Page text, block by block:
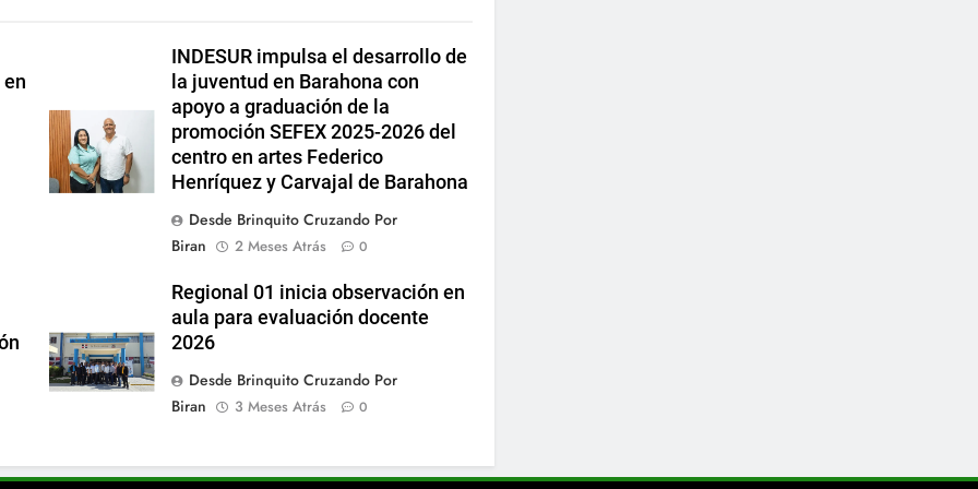
INDESUR impulsa el desarrollo de
la juventud en Barahona con
apoyo a graduación de la
promoción SEFEX 2025-2026 del
centro en artes Federico
Henríquez y Carvajal de Barahona
Desde Brinquito Cruzando Por
Biran
2 Meses Atrás 0
Regional 01 inicia observación en
aula para evaluación docente
2026
Desde Brinquito Cruzando Por
Biran
3 Meses Atrás 0